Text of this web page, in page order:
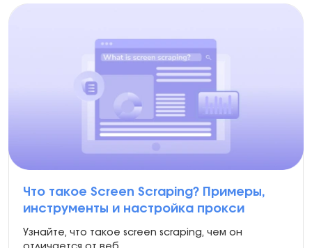
Что такое Screen Scraping? Примеры,
инструменты и настройка прокси
Узнайте, что такое screen scraping, чем он